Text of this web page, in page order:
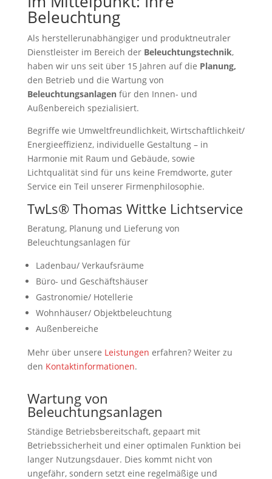
Beleuchtung
Als herstellerunabhängiger und produktneutraler
Dienstleister im Bereich der Beleuchtungstechnik,
haben wir uns seit über 15 Jahren auf die Planung,
den Betrieb und die Wartung von
Beleuchtungsanlagenfür den Innen- und
Außenbereich spezialisiert.
Begriffe wie Umweltfreundlichkeit, Wirtschaftlichkeit/
Energieeffizienz, individuelle Gestaltung – in
Harmonie mit Raum und Gebäude, sowie
Lichtqualität sind für uns keine Fremdworte, guter
Service ein Teil unserer Firmenphilosophie.
TwLs® Thomas Wittke Lichtservice
Beratung, Planung und Lieferung von
Beleuchtungsanlagen für
Ladenbau/ Verkaufsräume
Büro- und Geschäftshäuser
Gastronomie/ Hotellerie
Wohnhäuser/ Objektbeleuchtung
Außenbereiche
Mehr über unsere Leistungen erfahren? Weiter zu
den Kontaktinformationen.
Wartung von
Beleuchtungsanlagen
Ständige Betriebsbereitschaft, gepaart mit
Betriebssicherheit und einer optimalen Funktion bei
langer Nutzungsdauer. Dies kommt nicht von
ungefähr, sondern setzt eine regelmäßige und